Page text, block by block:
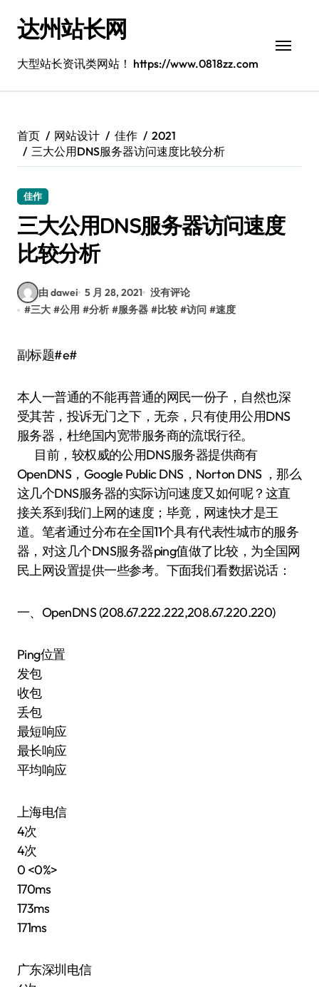
达州站长网
大型站长资讯类网站！ https://www.0818zz.com
首页 网站设计 佳作
2021
三大公用DNS服务器访问速度比较分析
佳作
三大公用DNS服务器访问速度
比较分析
由 dawei 5 月 28, 2021 没有评论
#三大 #公用 #分析 #服务器 #比较 #访问 #速度
副标题#e#
本人一普通的不能再普通的网民一份子，自然也深
受其苦，投诉无门之下，无奈，只有使用公用DNS
服务器，杜绝国内宽带服务商的流氓行径。
目前，较权威的公用DNS服务器提供商有
OpenDNS，Google Public DNS，Norton DNS ，那么
这几个DNS服务器的实际访问速度又如何呢？这直
接关系到我们上网的速度；毕竟，网速快才是王
道。笔者通过分布在全国11个具有代表性城市的服务
器，对这几个DNS服务器ping值做了比较，为全国网
民上网设置提供一些参考。下面我们看数据说话：
一、OpenDNS (208.67.222.222,208.67.220.220)
Ping位置
发包
收包
丢包
最短响应
最长响应
平均响应
上海电信
4次
4次
0 <0%>
170ms
173ms
171ms
广东深圳电信